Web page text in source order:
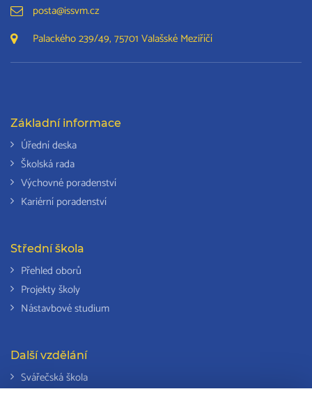
posta@issvm.cz
Palackého 239/49, 75701 Valašské Meziříčí
Základní informace
Úřední deska
Školská rada
Výchovné poradenství
Kariérní poradenství
Střední škola
Přehled oborů
Projekty školy
Nástavbové studium
Další vzdělání
Svářečská škola